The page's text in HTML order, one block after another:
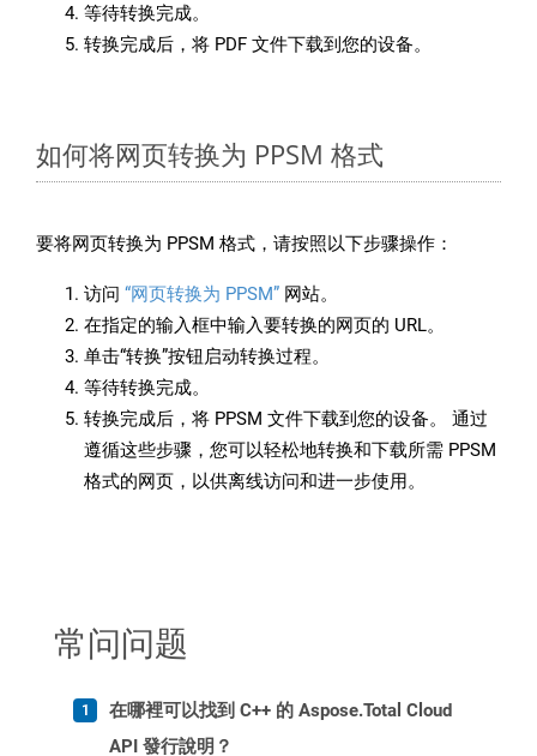
等待转换完成。
转换完成后，将 PDF 文件下载到您的设备。
如何将网页转换为 PPSM 格式
要将网页转换为 PPSM 格式，请按照以下步骤操作：
访问 “网页转换为 PPSM” 网站。
在指定的输入框中输入要转换的网页的 URL。
单击“转换”按钮启动转换过程。
等待转换完成。
转换完成后，将 PPSM 文件下载到您的设备。 通过
遵循这些步骤，您可以轻松地转换和下载所需 PPSM
格式的网页，以供离线访问和进一步使用。
常问问题
在哪裡可以找到 C++ 的 Aspose.Total Cloud
API 發行說明？